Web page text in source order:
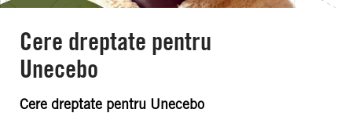
Cere dreptate pentru
Unecebo
Cere dreptate pentru Unecebo